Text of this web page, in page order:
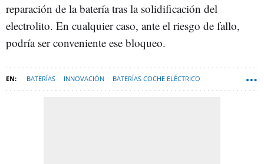
reparación de la batería tras la solidificación del
electrolito. En cualquier caso, ante el riesgo de fallo,
podría ser conveniente ese bloqueo.
BATERÍAS INNOVACIÓN BATERÍAS COCHE ELÉCTRICO